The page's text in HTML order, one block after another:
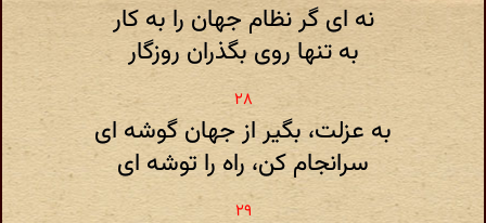
نه ای گر نظام جهان را به کار
به تنها روی بگذران روزگار
به عزلت، بگیر از جهان گوشه ای
سرانجام کن، راه را توشه ای